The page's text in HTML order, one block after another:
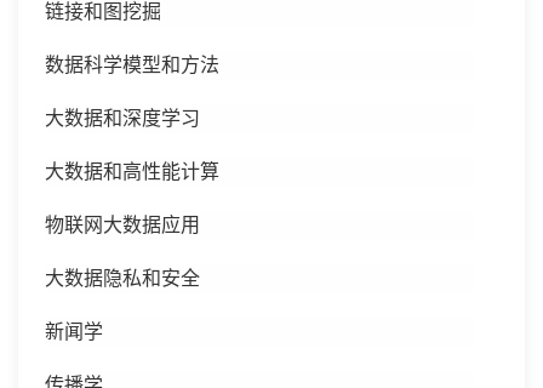
链接和图挖掘
数据科学模型和方法
大数据和深度学习
大数据和高性能计算
物联网大数据应用
大数据隐私和安全
新闻学